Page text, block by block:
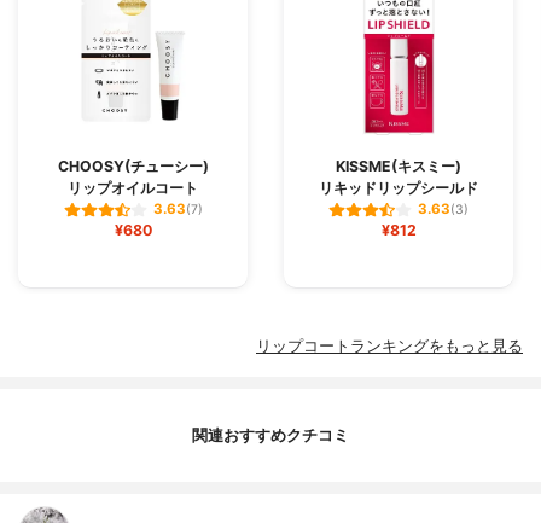
CHOOSY(チューシー)
リップオイルコート
3.63(7)
¥680
KISSME(キスミー)
リキッドリップシールド
3.63(3)
¥812
リップコートランキングをもっと見る
関連おすすめクチコミ